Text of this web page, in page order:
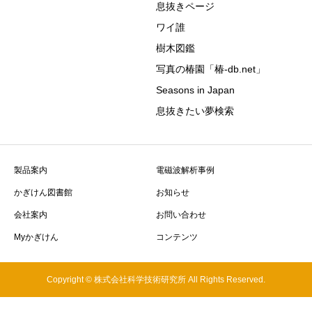
息抜きページ
ワイ誰
樹木図鑑
写真の椿園「椿-db.net」
Seasons in Japan
息抜きたい夢検索
製品案内 電磁波解析事例
かぎけん図書館 お知らせ
会社案内 お問い合わせ
Myかぎけん コンテンツ
Copyright © 株式会社科学技術研究所 All Rights Reserved.